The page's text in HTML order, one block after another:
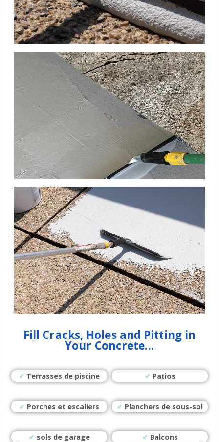
Fill Cracks, Holes and Pitting in
Your Concrete...
✔ Terrasses de piscine ✔ Patios
✔ Porches et escaliers ✔ Planchers de sous-sol
✔ sols de garage ✔ Balcons